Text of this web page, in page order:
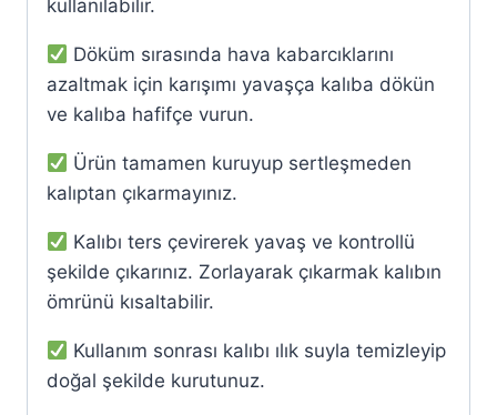
kullanılabilir.
Döküm sırasında hava kabarcıklarını
azaltmak için karışımı yavaşça kalıba dökün
ve kalıba hafifçe vurun.
Ürün tamamen kuruyup sertleşmeden
kalıptan çıkarmayınız.
Kalıbı ters çevirerek yavaş ve kontrollü
şekilde çıkarınız. Zorlayarak çıkarmak kalıbın
ömrünü kısaltabilir.
Kullanım sonrası kalıbı ılık suyla temizleyip
doğal şekilde kurutunuz.